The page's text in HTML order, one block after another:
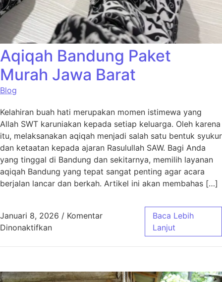
Aqiqah Bandung Paket
Murah Jawa Barat
Blog
Kelahiran buah hati merupakan momen istimewa yang
Allah SWT karuniakan kepada setiap keluarga. Oleh karena
itu, melaksanakan aqiqah menjadi salah satu bentuk syukur
dan ketaatan kepada ajaran Rasulullah SAW. Bagi Anda
yang tinggal di Bandung dan sekitarnya, memilih layanan
aqiqah Bandung yang tepat sangat penting agar acara
berjalan lancar dan berkah. Artikel ini akan membahas […]
Januari 8, 2026 / Komentar
Dinonaktifkanpada Aqiqah Bandung Paket Murah Jawa
Baca Lebih
Lanjut